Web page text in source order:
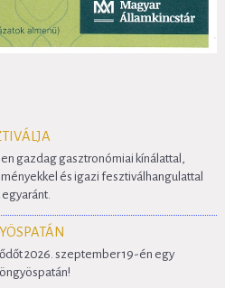
gazdag gasztronómiai kínálattal,
és igazi fesztiválhangulattal
egyaránt.
2026. szeptember 19-én egy